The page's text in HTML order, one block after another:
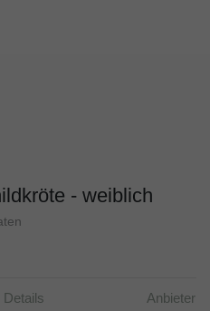
- weiblich
Details Anbieter